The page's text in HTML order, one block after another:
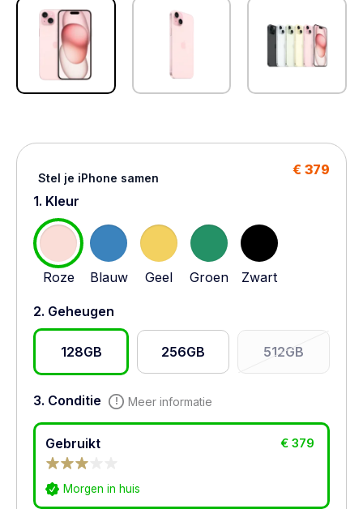
Stel je iPhone samen
€ 379
1. Kleur
Roze Blauw Geel Groen Zwart
2. Geheugen
128GB 256GB 512GB
3. Conditie Meer informatie
Gebruikt € 379
Morgen in huis